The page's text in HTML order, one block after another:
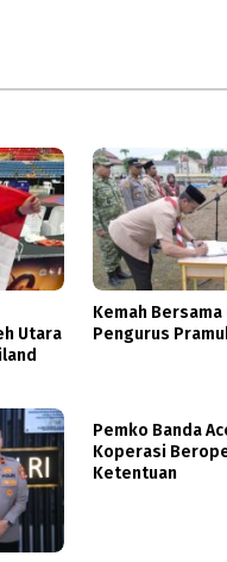
Utara
Kemah
Pengurus
Pemko Banda
Koperasi
Ketentuan